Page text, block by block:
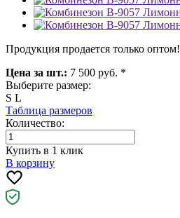
Продукция продается только оптом!
Цена за шт.: 7 500 руб. *
Выберите размер:
S L
Таблица размеров
Количество:
Купить в 1 клик
В корзину